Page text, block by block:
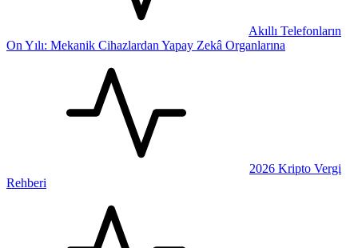
Akıllı Telefonların
On Yılı: Mekanik Cihazlardan Yapay Zekâ Organlarına
2026 Kripto Vergi
Rehberi